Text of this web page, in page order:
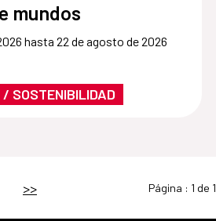
mundos
hasta 22 de agosto de 2026
/ SOSTENIBILIDAD
>> Página : 1 de 1